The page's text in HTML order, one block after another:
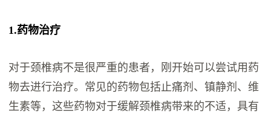
1.药物治疗
对于颈椎病不是很严重的患者，刚开始可以尝试用药
物去进行治疗。常见的药物包括止痛剂、镇静剂、维
生素等，这些药物对于缓解颈椎病带来的不适，具有